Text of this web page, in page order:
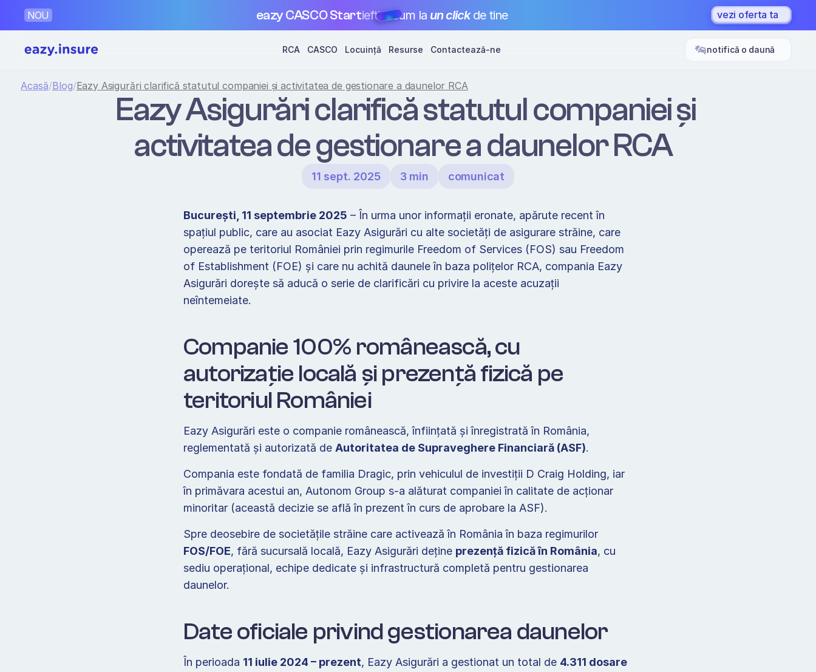
Acasă/Blog/Eazy Asigurări clarifică statutul companiei și activitatea de gestionare a daunelor RCA
Eazy Asigurări clarifică statutul companiei și
activitatea de gestionare a daunelor RCA
11 sept. 2025 3 min comunicat
NOU eazy CASCO Startieftinacum la un click de tine vezi oferta ta
RCA CASCO Locuință Resurse Contactează-ne notifică o daună
București, 11 septembrie 2025 – În urma unor informații eronate, apărute recent în
spațiul public, care au asociat Eazy Asigurări cu alte societăți de asigurare străine, care
operează pe teritoriul României prin regimurile Freedom of Services (FOS) sau Freedom
of Establishment (FOE) și care nu achită daunele în baza polițelor RCA, compania Eazy
Asigurări dorește să aducă o serie de clarificări cu privire la aceste acuzații
neîntemeiate.
Companie 100% românească, cu
autorizație locală și prezență fizică pe
teritoriul României
Eazy Asigurări este o companie românească, înființată și înregistrată în România,
reglementată și autorizată de Autoritatea de Supraveghere Financiară (ASF).
Compania este fondată de familia Dragic, prin vehiculul de investiții D Craig Holding, iar
în primăvara acestui an, Autonom Group s-a alăturat companiei în calitate de acționar
minoritar (această decizie se află în prezent în curs de aprobare la ASF).
FOS/FOE, fără sucursală locală, Eazy Asigurări deține prezență fizică în România, cu
sediu operațional, echipe dedicate și infrastructură completă pentru gestionarea
daunelor.
Date oficiale privind gestionarea daunelor
În perioada 11 iulie 2024 – prezent, Eazy Asigurări a gestionat un total de 4.311 dosare